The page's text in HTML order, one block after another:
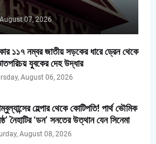
07, 2026
১১৭ নম্বর জাতীয় সড়কের ধারে ড্রেন থেকে
যুবকের দেহ উদ্ধার
August 06, 2026
হেল্পার থেকে কোটিপতি! পার্থ ভৌমিক
নৈহাটির ‘ডন’ সনতের উত্থান যেন সিনেমা
August 08, 2026